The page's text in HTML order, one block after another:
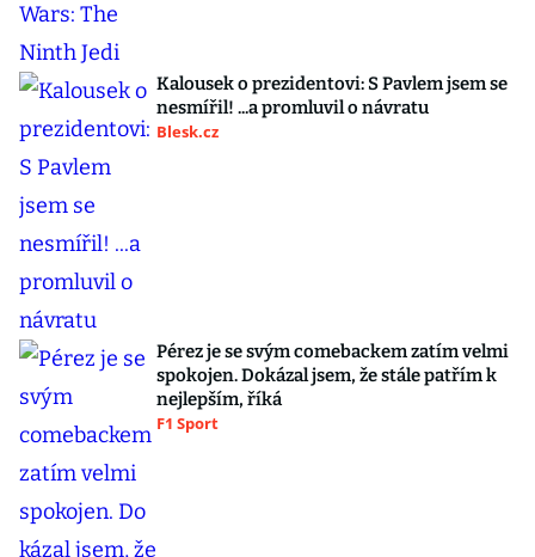
Kalousek o prezidentovi: S Pavlem jsem se
nesmířil! ...a promluvil o návratu
Blesk.cz
Pérez je se svým comebackem zatím velmi
spokojen. Dokázal jsem, že stále patřím k
nejlepším, říká
F1 Sport